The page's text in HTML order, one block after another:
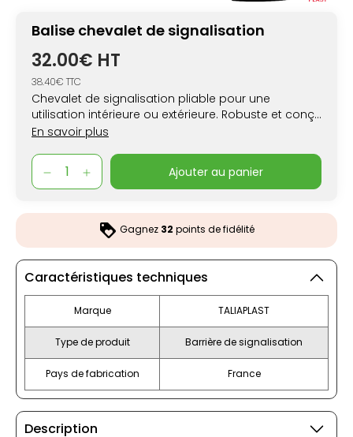
Balise chevalet de signalisation
32.00€ HT
38.40€ TTC
Chevalet de signalisation pliable pour une
utilisation intérieure ou extérieure. Robuste et conçu
pour un usage intensif, il dispose d'un affichage
En savoir plus
ajouter au panier
Gagnez 32 points de fidélité
Caractéristiques techniques
Marque TALIAPLAST
Type de produit Barrière de signalisation
Pays de fabrication France
Description